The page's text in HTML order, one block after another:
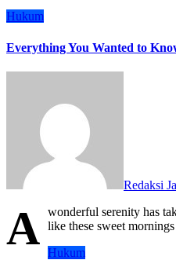
Hukum
Everything You Wanted to
Redaksi
A wonderful serenity has
like these sweet mornings
Hukum